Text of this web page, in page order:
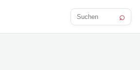
Beitrag
suchen
⌕